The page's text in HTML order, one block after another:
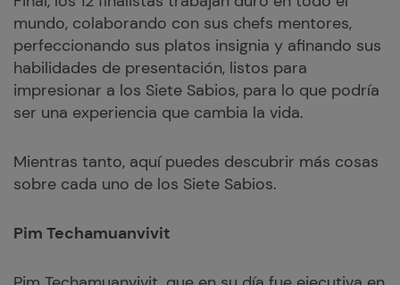
mundo, colaborando con sus chefs mentores,
perfeccionando sus platos insignia y afinando sus
habilidades de presentación, listos para
impresionar a los Siete Sabios, para lo que podría
ser una experiencia que cambia la vida.
Mientras tanto, aquí puedes descubrir más cosas
sobre cada uno de los Siete Sabios.
Pim Techamuanvivit